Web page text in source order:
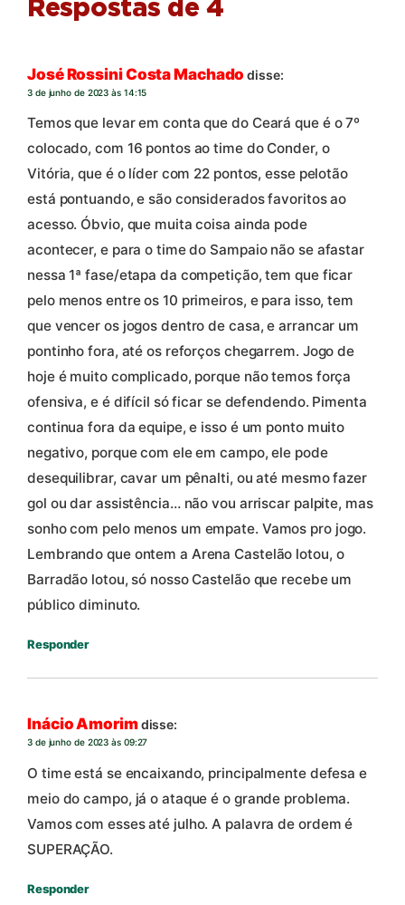
Respostas de 4
José Rossini Costa Machado disse:
3 de junho de 2023 às 14:15
Temos que levar em conta que do Ceará que é o 7º
colocado, com 16 pontos ao time do Conder, o
Vitória, que é o líder com 22 pontos, esse pelotão
está pontuando, e são considerados favoritos ao
acesso. Óbvio, que muita coisa ainda pode
acontecer, e para o time do Sampaio não se afastar
nessa 1ª fase/etapa da competição, tem que ficar
pelo menos entre os 10 primeiros, e para isso, tem
que vencer os jogos dentro de casa, e arrancar um
pontinho fora, até os reforços chegarrem. Jogo de
hoje é muito complicado, porque não temos força
ofensiva, e é difícil só ficar se defendendo. Pimenta
continua fora da equipe, e isso é um ponto muito
negativo, porque com ele em campo, ele pode
desequilibrar, cavar um pênalti, ou até mesmo fazer
gol ou dar assistência… não vou arriscar palpite, mas
sonho com pelo menos um empate. Vamos pro jogo.
Lembrando que ontem a Arena Castelão lotou, o
Barradão lotou, só nosso Castelão que recebe um
público diminuto.
Responder
Inácio Amorimdisse:
3 de junho de 2023 às 09:27
O time está se encaixando, principalmente defesa e
meio do campo, já o ataque é o grande problema.
Vamos com esses até julho. A palavra de ordem é
SUPERAÇÃO.
Responder